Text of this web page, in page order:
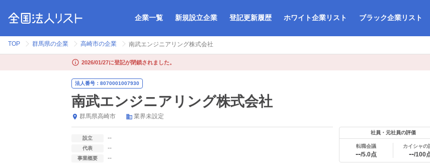
企業一覧 新規設立企業 登記更新履歴 ホワイト企業リスト ブラック企業リスト
TOP 群馬県の企業 高崎市の企業 南武エンジニアリング株式会社
2026/01/27に登記が閉鎖されました。
法人番号：8070001007930
南武エンジニアリング株式会社
群馬県高崎市 業界未設定
設立 --
代表 --
事業概要 --
社員・元社員の評価
転職会議
--/5.0点
カイシャの
--/100